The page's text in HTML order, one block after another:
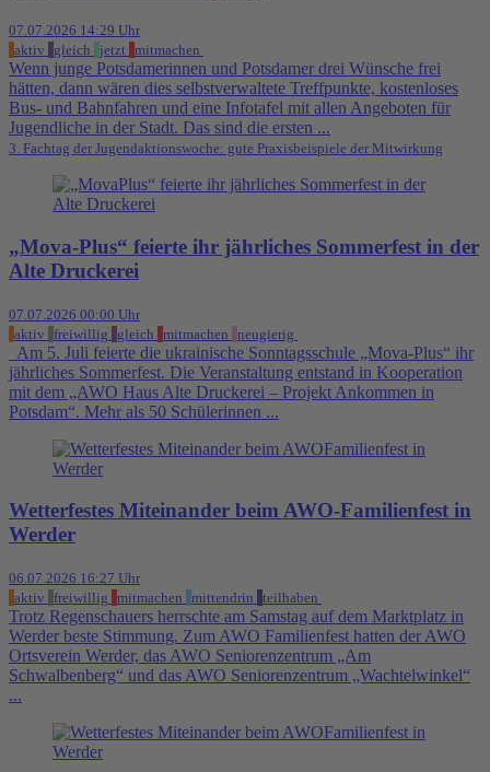
07.07.2026 14:29 Uhr
aktiv
gleich jetzt mitmachen
Wenn junge Potsdamerinnen und Potsdamer drei Wünsche frei
hätten, dann wären dies selbstverwaltete Treffpunkte, kostenloses
Bus- und Bahnfahren und eine Infotafel mit allen Angeboten für
Jugendliche in der Stadt. Das sind die ersten ...
3. Fachtag der Jugendaktionswoche: gute Praxisbeispiele der Mitwirkung
„Mova-Plus“ feierte ihr jährliches Sommerfest in der
Alte Druckerei
07.07.2026 00:00 Uhr
aktiv
freiwillig gleich mitmachen neugierig
Am 5. Juli feierte die ukrainische Sonntagsschule „Mova-Plus“ ihr
jährliches Sommerfest. Die Veranstaltung entstand in Kooperation
mit dem „AWO Haus Alte Druckerei – Projekt Ankommen in
Potsdam“. Mehr als 50 Schülerinnen ...
Wetterfestes Miteinander beim AWO-Familienfest in
Werder
06.07.2026 16:27 Uhr
aktiv
freiwillig mitmachen mittendrin teilhaben
Trotz Regenschauers herrschte am Samstag auf dem Marktplatz in
Werder beste Stimmung. Zum AWO Familienfest hatten der AWO
Ortsverein Werder, das AWO Seniorenzentrum „Am
Schwalbenberg“ und das AWO Seniorenzentrum „Wachtelwinkel“
...